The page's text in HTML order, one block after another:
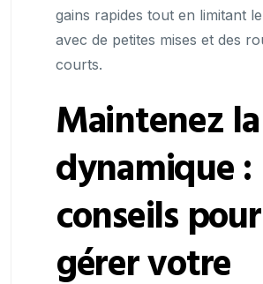
gains rapides tout en limitant
avec de petites mises et des
courts.
Maintenez la
dynamique :
conseils pour
gérer votre